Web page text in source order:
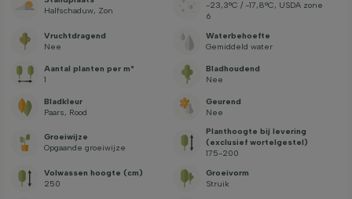
Halfschaduw, Zon
-23,3°C / -17,8°C, USDA zone
6
Vruchtdragend
Nee
Waterbehoefte
Gemiddeld water
Aantal planten per m²
1
Bladhoudend
Nee
Bladkleur
Paars, Rood
Geurend
Nee
Groeiwijze
Opgaande groeiwijze
Planthoogte bij levering
(exclusief wortelgestel)
175-200
Volwassen hoogte (cm)
250
Groeivorm
Struik